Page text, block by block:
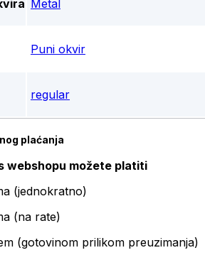
Metal
Puni okvir
regular
plaćanja
webshopu možete platiti
(jednokratno)
(na rate)
(gotovinom prilikom preuzimanja)